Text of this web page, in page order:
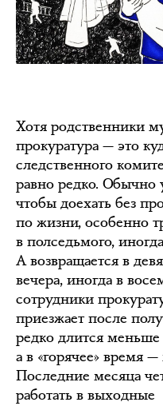
Хотя родственники
прокуратура — это
следственного
равно редко. Обычно
чтобы доехать без
по жизни, особенно
в полседьмого,
А возвращается в
вечера, иногда в
сотрудники
приезжает после
редко длится меньше
а в «горячее» время
Последние месяца
работать в выходные